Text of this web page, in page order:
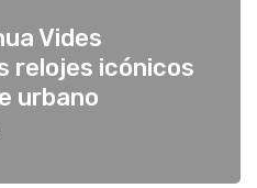
Vides
relojes icónicos
urbano